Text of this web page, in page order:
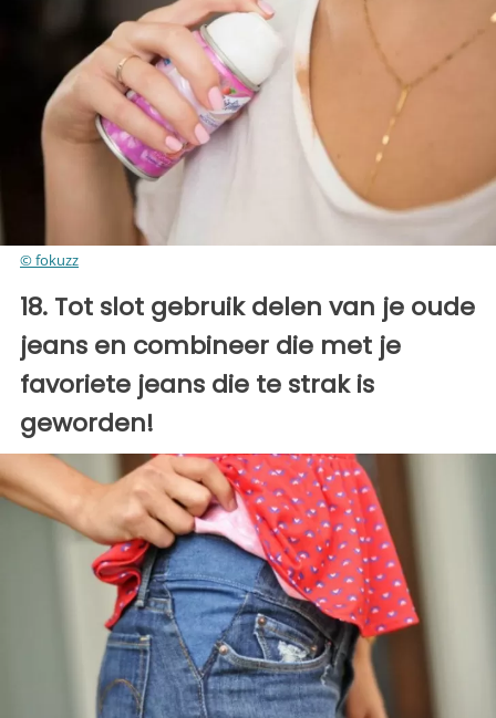
© fokuzz
18. Tot slot gebruik delen van je oude
jeans en combineer die met je
favoriete jeans die te strak is
geworden!